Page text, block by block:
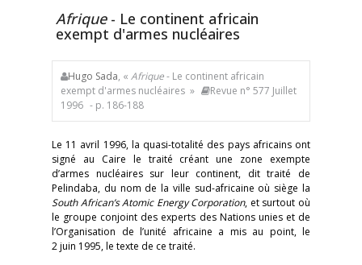
Afrique- Le continent africain
exempt d'armes nucléaires
Hugo Sada, « Afrique- Le continent africain
exempt d'armes nucléaires »
Revue n° 577 Juillet
1996 - p. 186-188
Le 11 avril 1996, la quasi-totalité des pays africains ont
signé au Caire le traité créant une zone exempte
d’armes nucléaires sur leur continent, dit traité de
Pelindaba, du nom de la ville sud-africaine où siège la
South African’s Atomic Energy Corporation, et surtout où
le groupe conjoint des experts des Nations unies et de
l’Organisation de l’unité africaine a mis au point, le
2 juin 1995, le texte de ce traité.